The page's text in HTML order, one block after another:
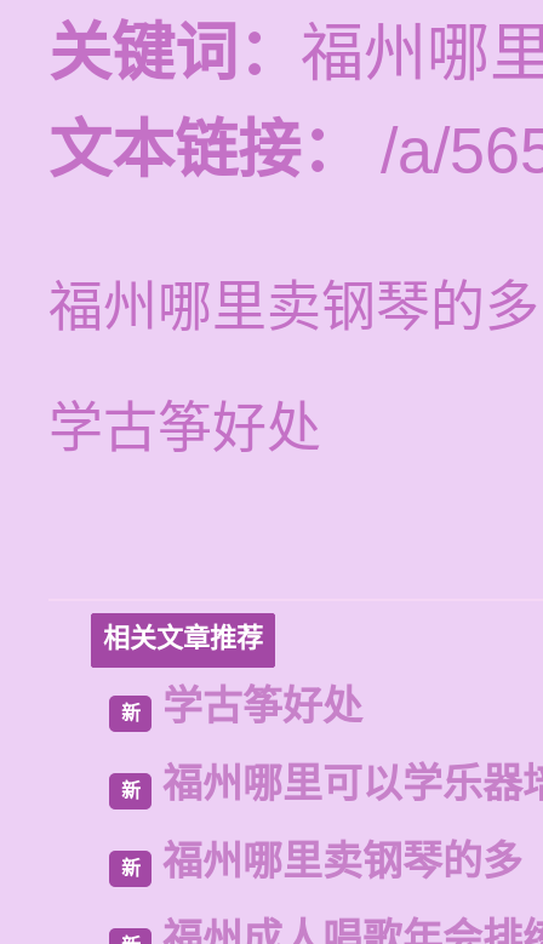
关键词： 福州哪
文本链接：
/a/
福州哪里卖钢琴的多
学古筝好处
相关文章推荐
新 学古筝好处
新 福州哪里可以学乐器
新 福州哪里卖钢琴的多